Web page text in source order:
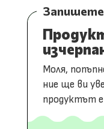
Запишете
Моля,
ние ще ви
продуктът